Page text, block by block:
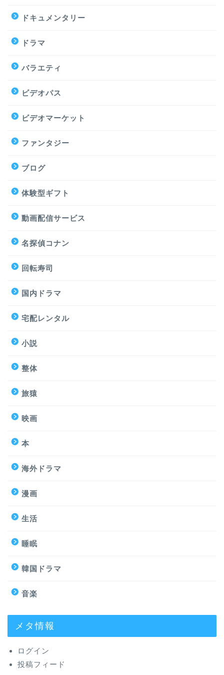
ドキュメンタリー
ドラマ
バラエティ
ビデオパス
ビデオマーケット
ファンタジー
ブログ
体験型ギフト
動画配信サービス
名探偵コナン
回転寿司
国内ドラマ
宅配レンタル
小説
整体
旅猿
映画
本
海外ドラマ
漫画
生活
睡眠
韓国ドラマ
音楽
メタ情報
ログイン
投稿フィード